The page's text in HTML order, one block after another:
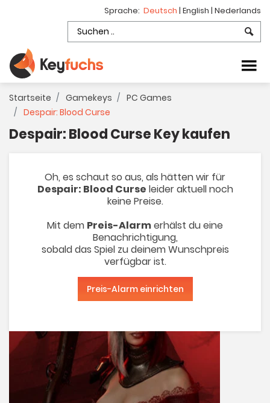
Sprache: Deutsch | English | Nederlands
Startseite Gamekeys
PC Games
Despair: Blood Curse
Despair: Blood Curse Key kaufen
Oh, es schaut so aus, als hätten wir für
Despair: Blood Curse leider aktuell noch
keine Preise.
Mit dem Preis-Alarmerhälst du eine
Benachrichtigung,
sobald das Spiel zu deinem Wunschpreis
verfügbar ist.
Preis-Alarm einrichten